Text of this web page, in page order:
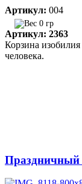
Артикул: 004
0 гр
Артикул: 2363
Корзина
человека.